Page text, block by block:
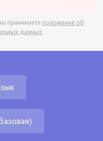
принимаете положение об
данных.